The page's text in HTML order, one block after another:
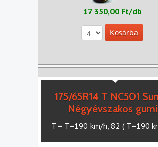
17 350,00 Ft/db
175/65R14 T NC501
Négyévszakos gumi
T = T=190 km/h, 82 ( T=190